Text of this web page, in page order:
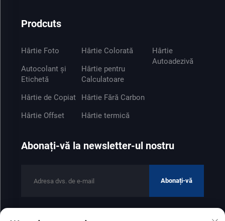
Prodcuts
Hârtie Foto
Autocolant și
Etichetă
Hârtie de Copiat
Hârtie Offset
Hârtie Colorată
Hârtie pentru
Calculatoare
Hârtie Fără Carbon
Hârtie termică
Hârtie
Autoadezivă
Abonați-vă la newsletter-ul nostru
Abonați-vă